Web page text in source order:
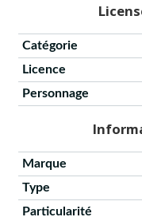
Catégorie
Licence
Personnage
Marque
Type
Particularité